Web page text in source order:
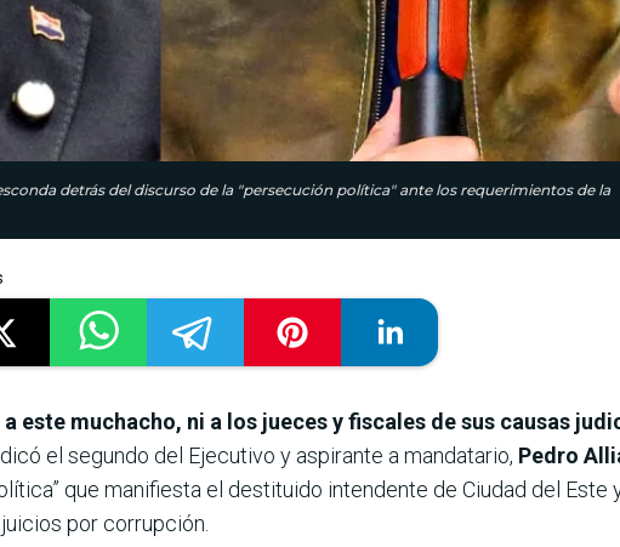
detrás del discurso de la "persecución política" ante los requerimientos de la
este muchacho, ni a los jueces y fiscales de sus causas
el segundo del Ejecutivo y aspirante a mandatario, Pedro
que manifiesta el destituido intendente de Ciudad del Este
por corrupción.